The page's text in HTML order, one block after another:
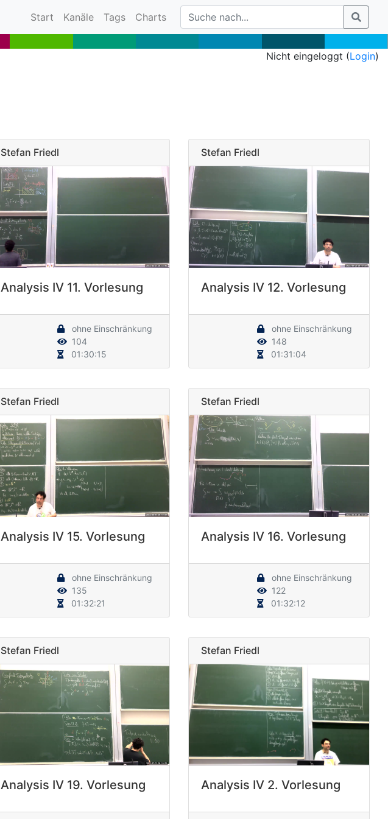
Start (current)
Kanäle Tags Charts
Nicht eingeloggt (Login)
Stefan Friedl
Analysis IV 11. Vorlesung
ohne Einschränkung
104
01:30:15
Stefan Friedl
Analysis IV 12. Vorlesung
ohne Einschränkung
148
01:31:04
Stefan Friedl
Analysis IV 15. Vorlesung
ohne Einschränkung
135
01:32:21
Stefan Friedl
Analysis IV 16. Vorlesung
ohne Einschränkung
122
01:32:12
Stefan Friedl
Analysis IV 19. Vorlesung
Stefan Friedl
Analysis IV 2. Vorlesung